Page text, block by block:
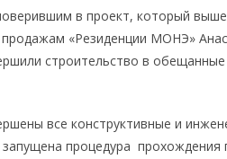
в проект, который
«Резиденции МОНЭ»
строительство в
все конструктивные и
процедура прохождения